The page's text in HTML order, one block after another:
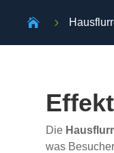
 5
Die
was